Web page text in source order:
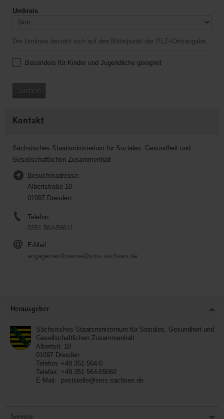
Umkreis
Der Umkreis bezieht sich auf den Mittelpunkt der PLZ-/Ortsangabe.
Besonders für Kinder und Jugendliche geeignet
Suchen
Kontakt
Sächsisches Staatsministerium für Soziales, Gesundheit und
Gesellschaftlichen Zusammenhalt
Besucheradresse:
Albertstraße 10
01097 Dresden
Telefon:
0351 564-58611
E-Mail
engagementboerse@sms.sachsen.de
Herausgeber
Sächsisches Staatsministerium für Soziales, Gesundheit und
Gesellschaftlichen Zusammenhalt
Albertstr. 10
01097 Dresden
Telefon: +49 351 564-0
Telefax: +49 351 564-55060
E-Mail:
poststelle@sms.sachsen.de
Service